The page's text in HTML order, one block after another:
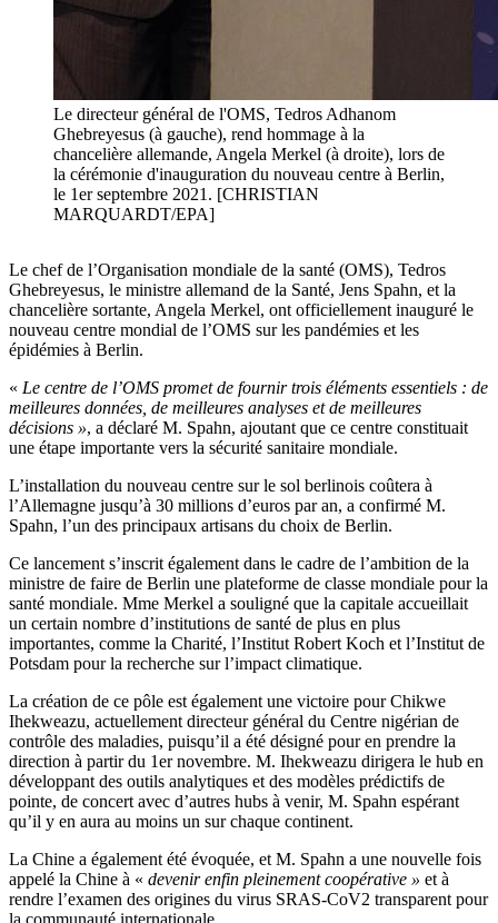
Le directeur général de l'OMS, Tedros Adhanom
Ghebreyesus (à gauche), rend hommage à la
chancelière allemande, Angela Merkel (à droite), lors de
la cérémonie d'inauguration du nouveau centre à Berlin,
le 1er septembre 2021. [CHRISTIAN
MARQUARDT/EPA]
Le chef de l’Organisation mondiale de la santé (OMS), Tedros
Ghebreyesus, le ministre allemand de la Santé, Jens Spahn, et la
chancelière sortante, Angela Merkel, ont officiellement inauguré le
nouveau centre mondial de l’OMS sur les pandémies et les
épidémies à Berlin.
« Le centre de l’OMS promet de fournir trois éléments essentiels : de
meilleures données, de meilleures analyses et de meilleures
décisions », a déclaré M. Spahn, ajoutant que ce centre constituait
une étape importante vers la sécurité sanitaire mondiale.
L’installation du nouveau centre sur le sol berlinois coûtera à
l’Allemagne jusqu’à 30 millions d’euros par an, a confirmé M.
Spahn, l’un des principaux artisans du choix de Berlin.
Ce lancement s’inscrit également dans le cadre de l’ambition de la
ministre de faire de Berlin une plateforme de classe mondiale pour la
santé mondiale. Mme Merkel a souligné que la capitale accueillait
un certain nombre d’institutions de santé de plus en plus
importantes, comme la Charité, l’Institut Robert Koch et l’Institut de
Potsdam pour la recherche sur l’impact climatique.
La création de ce pôle est également une victoire pour Chikwe
Ihekweazu, actuellement directeur général du Centre nigérian de
contrôle des maladies, puisqu’il a été désigné pour en prendre la
direction à partir du 1er novembre. M. Ihekweazu dirigera le hub en
développant des outils analytiques et des modèles prédictifs de
pointe, de concert avec d’autres hubs à venir, M. Spahn espérant
qu’il y en aura au moins un sur chaque continent.
La Chine a également été évoquée, et M. Spahn a une nouvelle fois
appelé la Chine à « devenir enfin pleinement coopérative » et à
rendre l’examen des origines du virus SRAS-CoV2 transparent pour